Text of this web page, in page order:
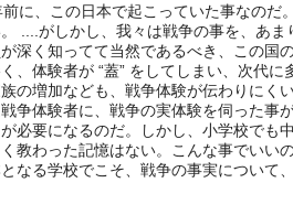
に、この日本で起こっていた事なのだ
....がしかし、我々は戦争の事を、あま
深く知ってて当然であるべき、この国
、体験者が “蓋” をしてしまい、次代に
の増加なども、戦争体験が伝わりにく
争体験者に、戦争の実体験を伺った事が
必要になるのだ。しかし、小学校でも
教わった記憶はない。こんな事でいい
なる学校でこそ、戦争の事実について